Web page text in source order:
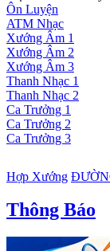
Ôn Luyện
ATM Nhạc
Xướng Âm 1
Xướng Âm 2
Xướng Âm 3
Thanh Nhạc 1
Thanh Nhạc 2
Ca Trưởng 1
Ca Trưởng 2
Ca Trưởng 3
Hợp Xướng
Thông Báo